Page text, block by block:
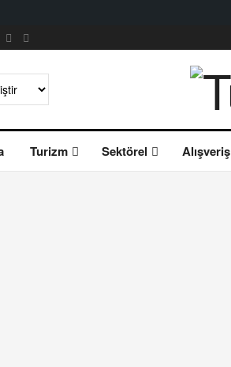
Turizm Sektörel Alışveriş